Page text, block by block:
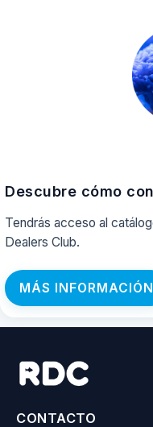
Descubre cómo
Tendrás acceso al
Dealers Club.
MÁS INFORMACIÓN
CONTACTO